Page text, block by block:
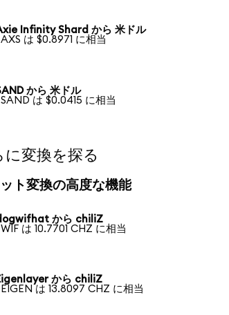
Infinity Shard から 米ドル
AXS は $0.8971 に相当
から 米ドル
SAND は $0.0415 に相当
に変換を探る
ト変換の高度な機能
から chiliZ
WIF は 10.7701 CHZ に相当
から chiliZ
EIGEN は 13.8097 CHZ に相当